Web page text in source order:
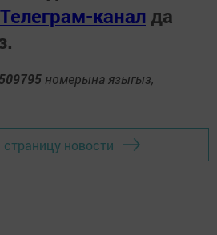
Телеграм-канал да
номерына языгыз,
страницу новости